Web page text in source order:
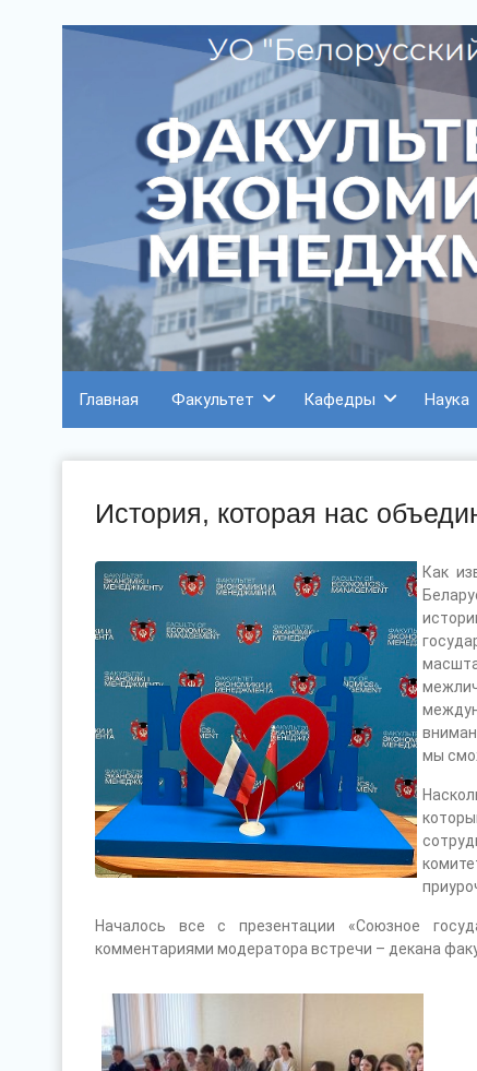
Главная Факультет Кафедры Наука
История, которая нас
Как
мы
Началось все с презентации «Союзное
комментариями модератора встречи – декана